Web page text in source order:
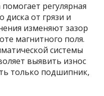
регулярная
от грязи и
изменяют зазор
магнитного поля.
системы
выявить износ
только подшипник,